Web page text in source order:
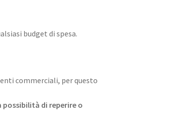
budget di spesa.
commerciali, per questo
di reperire o